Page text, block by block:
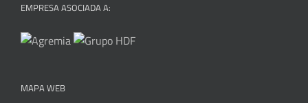
EMPRESA ASOCIADA A:
MAPA WEB